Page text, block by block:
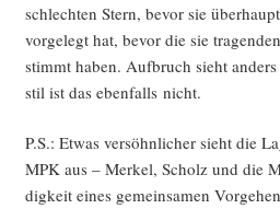
schlech­ten Stern, bevor sie
vor­ge­legt hat, bevor die sie
stimmt haben. Auf­bruch sieht
stil ist das eben­falls nicht.
P.S.: Etwas ver­söhn­li­cher sieht die
MPK aus – Mer­kel, Scholz und die
dig­keit eines gemein­sa­men